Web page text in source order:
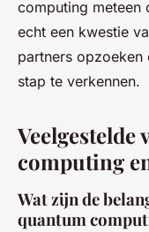
computing meteen
echt een kwestie
partners
stap te verkennen.
Veelgestelde
computing
Wat zijn de
quantum